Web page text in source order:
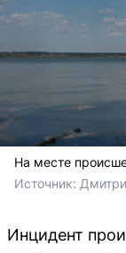
На месте
Источник:
Инцидент